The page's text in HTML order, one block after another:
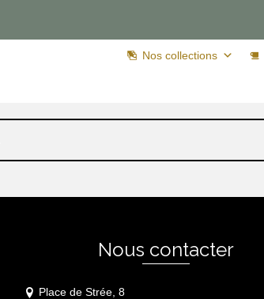
Nos collections
Nous contacter
Place de Strée, 8